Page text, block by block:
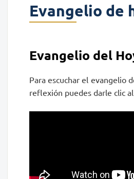
Evangelio de
Evangelio del
Para escuchar el evangelio
reflexión puedes darle clic